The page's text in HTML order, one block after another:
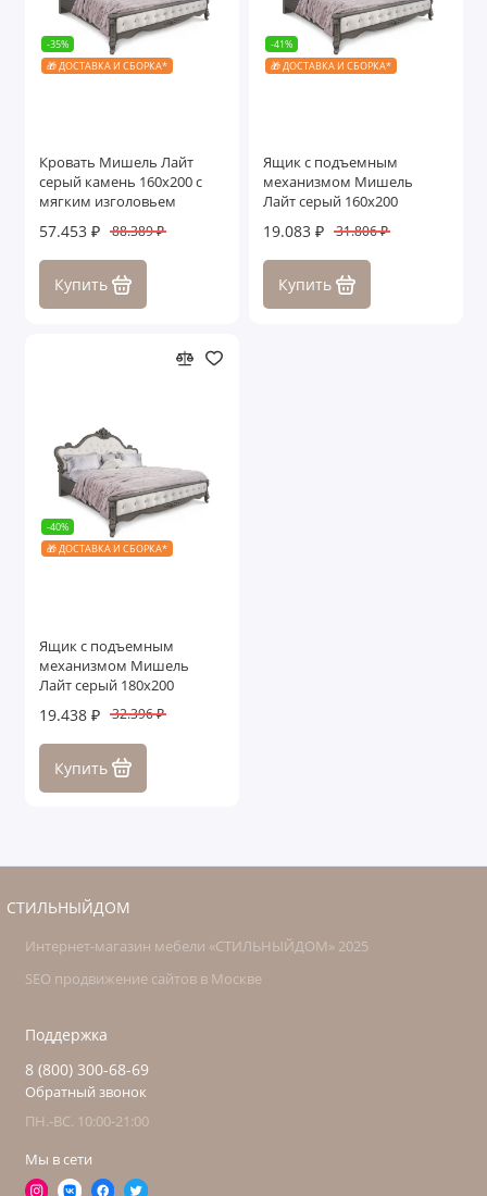
-35%
🎁 ДОСТАВКА И СБОРКА*
Кровать Мишель Лайт
серый камень 160х200 с
мягким изголовьем
57.453 ₽ 88.389 ₽
Купить
-41%
🎁 ДОСТАВКА И СБОРКА*
Ящик с подъемным
механизмом Мишель
Лайт серый 160х200
19.083 ₽ 31.806 ₽
Купить
-40%
🎁 ДОСТАВКА И СБОРКА*
Ящик с подъемным
механизмом Мишель
Лайт серый 180х200
19.438 ₽ 32.396 ₽
Купить
СТИЛЬНЫЙДОМ
Интернет-магазин мебели «СТИЛЬНЫЙДОМ» 2025
SEO продвижение сайтов в Москве
Поддержка
8 (800) 300-68-69
Обратный звонок
ПН.-ВС. 10:00-21:00
Мы в сети